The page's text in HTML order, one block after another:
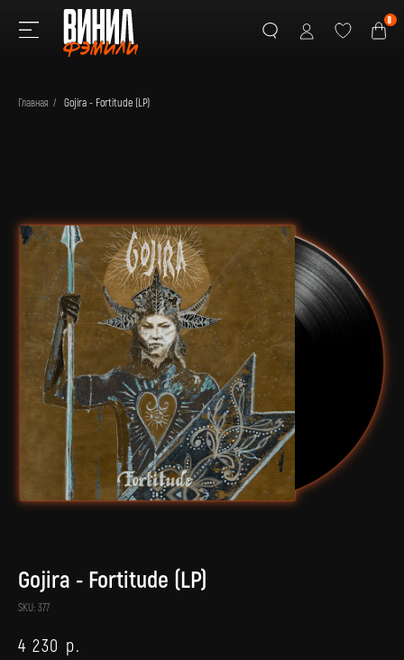
Главная / Gojira - Fortitude (LP)
Gojira - Fortitude (LP)
SKU: 377
4 230 р.